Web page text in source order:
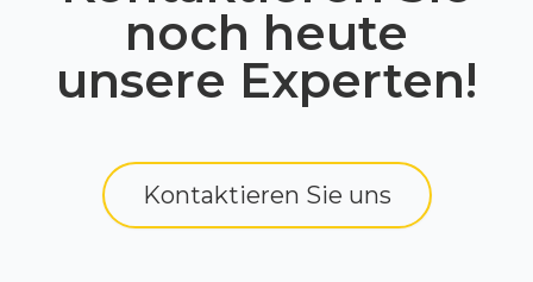
noch heute
unsere Experten!
Kontaktieren Sie uns